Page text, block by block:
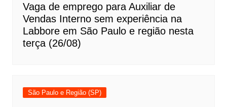
Vaga de emprego para Auxiliar de
Vendas Interno sem experiência na
Labbore em São Paulo e região nesta
terça (26/08)
São Paulo e Região (SP)